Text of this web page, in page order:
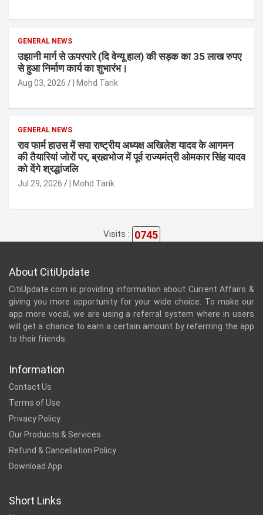
GENERAL NEWS
उझानी मार्ग से ऊपरपारे (दि वेन्यू हाल) की सड़क का 35 लाख रुपए
से हुआ निर्माण कार्य का शुभारंभ।
Aug 03, 2026 | Mohd Tarik
GENERAL NEWS
राव फार्म हाउस में सपा राष्ट्रीय अध्यक्ष अखिलेश यादव के आगमन
की तैयारियां जोरों पर, ब्रह्मभोज में पूर्व राज्यमंत्री ओमकार सिंह यादव
को देंगे श्रद्धांजलि
Jul 29, 2026 | Mohd Tarik
Visits : 0745
About CitiUpdate
CitiUpdate.com is providing information about Current Affairs &
giving you more opportunity for your wide choice. To make our
app more vocal, we are using a referral system where in users
will get a chance to earn a certain amount by referrring the app
to their friends.
Information
Contact Us
Terms of Use
Privacy Policy
Our Products & Services
Refund & Cancellation Policy
Download App
Short Links